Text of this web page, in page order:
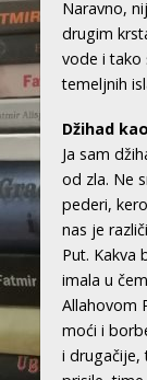
Naravno,
drugim
vode i tako
temeljnih
Džihad
Ja sam
od zla. Ne
pederi,
nas je
Put. Kakva
imala u
Allahovom
moći i
i drugačije,